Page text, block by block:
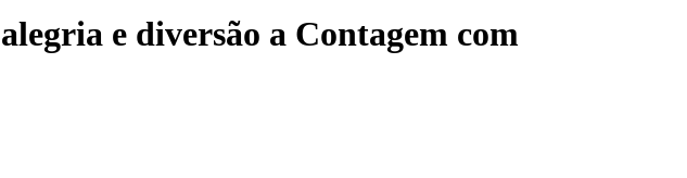
e diversão a Contagem com